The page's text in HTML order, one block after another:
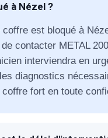
à Nézel ?
coffre est bloqué à
contacter METAL
interviendra en
diagnostics
fort en toute